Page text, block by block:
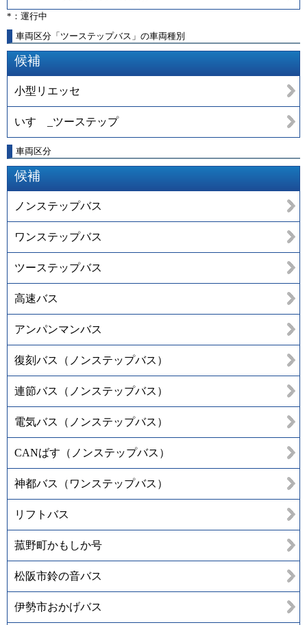
*：運行中
車両区分「ツーステップバス」の車両種別
候補
小型リエッセ
いすゞ_ツーステップ
車両区分
候補
ノンステップバス
ワンステップバス
ツーステップバス
高速バス
アンパンマンバス
復刻バス（ノンステップバス）
連節バス（ノンステップバス）
電気バス（ノンステップバス）
CANばす（ノンステップバス）
神都バス（ワンステップバス）
リフトバス
菰野町かもしか号
松阪市鈴の音バス
伊勢市おかげバス